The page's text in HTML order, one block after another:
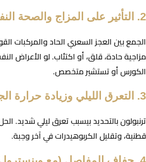
2. التأثير على المزاج والصحة النفسية
الجمع بين العجز السعري الحاد والمركبات
مزاجية حادة، قلق، أو اكتئاب. لو الأعراض
الكورس أو تستشير متخصص.
3. التعرق الليلي وزيادة حرارة الجسم
ترنبولون بالتحديد بيسبب تعرق ليلي شديد.
قطنية، وتقليل الكربوهيدرات في آخر وجبة.